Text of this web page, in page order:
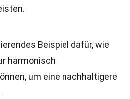
Beispiel dafür, wie
harmonisch
um eine nachhaltigere